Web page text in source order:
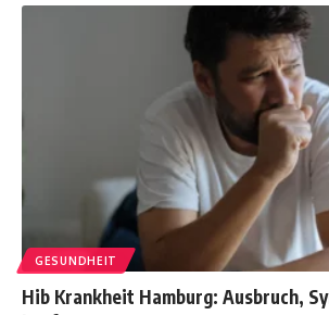
GESUNDHEIT
Hib Krankheit Hamburg: Ausbruch,